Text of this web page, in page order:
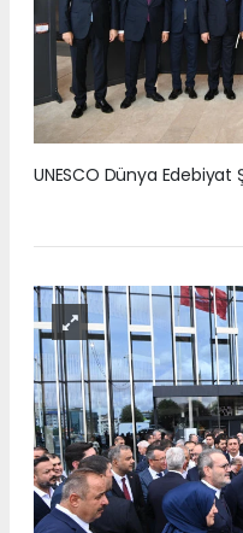
UNESCO Dünya